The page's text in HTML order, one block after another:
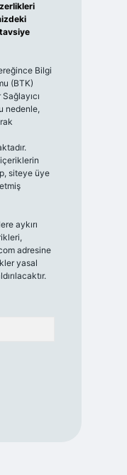
Bilgi
(BTK)
nedenle,
siteye üye
aykırı
adresine
yasal